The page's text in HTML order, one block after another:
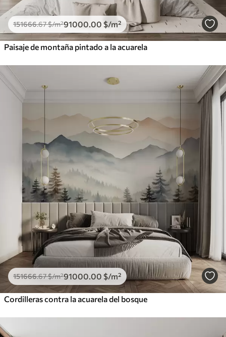
151666.67$/m²91000 .00 $/m²
Paisaje de montaña pintado a la acuarela
151666.67$/m²91000 .00 $/m²
Cordilleras contra la acuarela del bosque